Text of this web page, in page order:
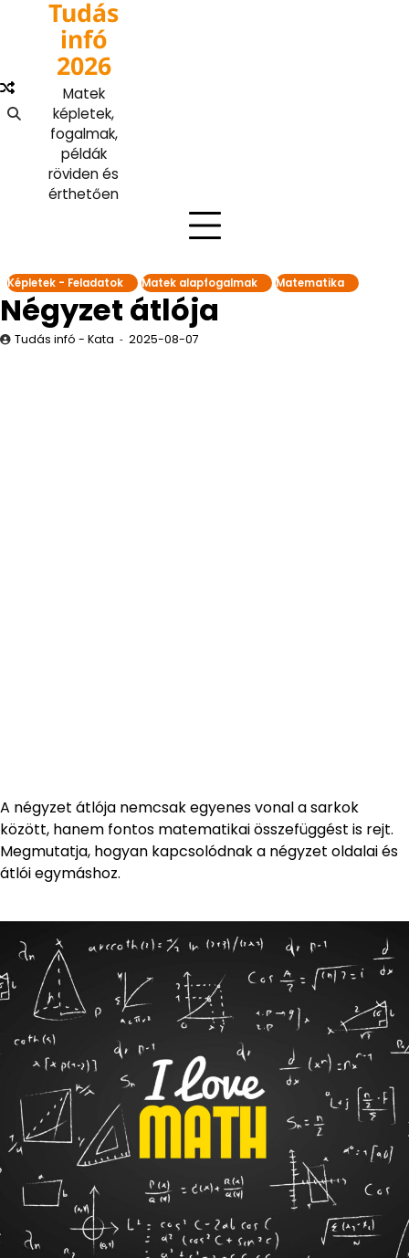
Tudás
infó
2026
Matek
képletek,
fogalmak,
példák
röviden és
érthetően
Képletek - Feladatok Matek alapfogalmak Matematika
Négyzet átlója
Tudás infó - Kata 2025-08-07
A négyzet átlója nemcsak egyenes vonal a sarkok
között, hanem fontos matematikai összefüggést is rejt.
Megmutatja, hogyan kapcsolódnak a négyzet oldalai és
átlói egymáshoz.